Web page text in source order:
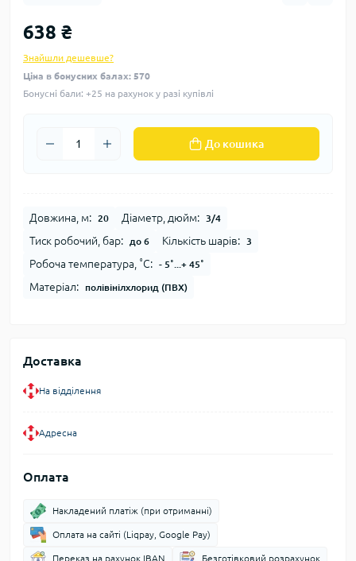
638 ₴
Знайшли дешевше?
Ціна в бонусних балах: 570
Бонусні бали: +25 на рахунок у разі купівлі
До кошика
Довжина, м: 20 Діаметр, дюйм: 3/4
Тиск робочий, бар: до 6 Кількість шарів: 3
Робоча температура, ˚С: - 5˚...+ 45˚
Матеріал: полівінілхлорид (ПВХ)
Доставка
На відділення
Адресна
Оплата
Накладений платіж (при отриманні)
Оплата на сайті (Liqpay, Google Pay)
Переказ на рахунок IBAN Безготівковий розрахунок